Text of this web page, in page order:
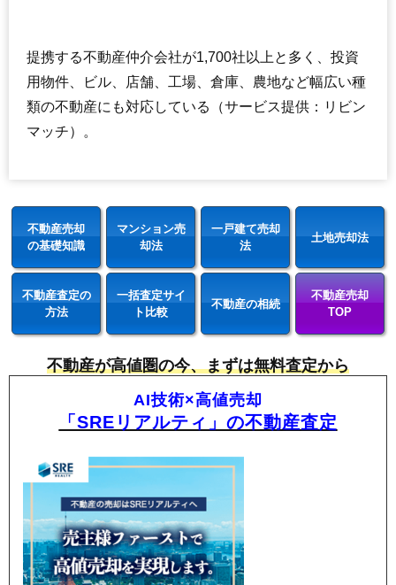
提携する不動産仲介会社が1,700社以上と多く、投資
用物件、ビル、店舗、工場、倉庫、農地など幅広い種
類の不動産にも対応している（サービス提供：リビン
マッチ）。
不動産売却
の基礎知識
マンション売
却法
一戸建て売却
法
土地売却法
不動産査定の
方法
一括査定サイ
ト比較
不動産の相続
不動産売却
TOP
不動産が高値圏の今、まずは無料査定から
AI技術×高値売却
「SREリアルティ」の不動産査定